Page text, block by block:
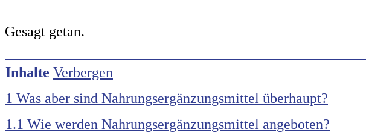
Gesagt getan.
Inhalte Verbergen
1 Was aber sind Nahrungsergänzungsmittel überhaupt?
1.1 Wie werden Nahrungsergänzungsmittel angeboten?